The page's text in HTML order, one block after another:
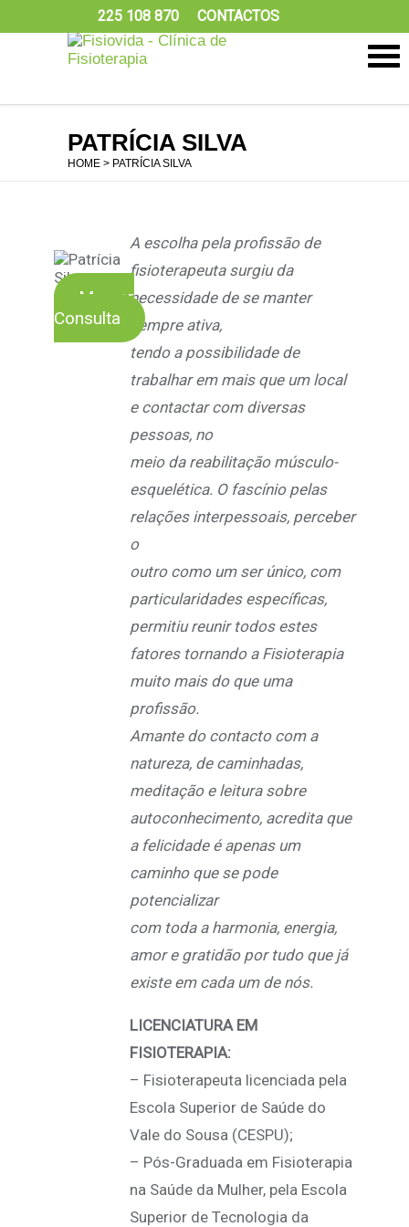
225 108 870 CONTACTOS
PATRÍCIA SILVA
HOME > PATRÍCIA SILVA
Marcar
Consulta
A escolha pela profissão de
fisioterapeuta surgiu da
necessidade de se manter
sempre ativa,
tendo a possibilidade de
trabalhar em mais que um local
e contactar com diversas
pessoas, no
meio da reabilitação músculo-
esquelética. O fascínio pelas
relações interpessoais, perceber
o
outro como um ser único, com
particularidades específicas,
permitiu reunir todos estes
fatores tornando a Fisioterapia
muito mais do que uma
profissão.
Amante do contacto com a
natureza, de caminhadas,
meditação e leitura sobre
autoconhecimento, acredita que
a felicidade é apenas um
caminho que se pode
potencializar
com toda a harmonia, energia,
amor e gratidão por tudo que já
existe em cada um de nós.
LICENCIATURA EM
FISIOTERAPIA:
– Fisioterapeuta licenciada pela
Escola Superior de Saúde do
Vale do Sousa (CESPU);
– Pós-Graduada em Fisioterapia
na Saúde da Mulher, pela Escola
Superior de Tecnologia da